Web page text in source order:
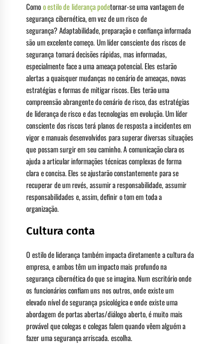
Comoo estilo de liderança podetornar-se uma vantagem de
segurança cibernética, em vez de um risco de
segurança? Adaptabilidade, preparação e confiança informada
são um excelente começo. Um líder consciente dos riscos de
segurança tomará decisões rápidas, mas informadas,
especialmente face a uma ameaça potencial. Eles estarão
alertas a quaisquer mudanças no cenário de ameaças, novas
estratégias e formas de mitigar riscos. Eles terão uma
compreensão abrangente do cenário de risco, das estratégias
de liderança de risco e das tecnologias em evolução. Um líder
consciente dos riscos terá planos de resposta a incidentes em
vigor e manuais desenvolvidos para superar diversas situações
que possam surgir em seu caminho. A comunicação clara os
ajuda a articular informações técnicas complexas de forma
clara e concisa. Eles se ajustarão constantemente para se
recuperar de um revés, assumir a responsabilidade, assumir
responsabilidades e, assim, definir o tom em toda a
organização.
Cultura conta
O estilo de liderança também impacta diretamente a cultura da
empresa, e ambos têm um impacto mais profundo na
segurança cibernética do que se imagina. Num escritório onde
os funcionários confiam uns nos outros, onde existe um
elevado nível de segurança psicológica e onde existe uma
abordagem de portas abertas/diálogo aberto, é muito mais
provável que colegas e colegas falem quando vêem alguém a
fazer uma segurança arriscada. escolha.